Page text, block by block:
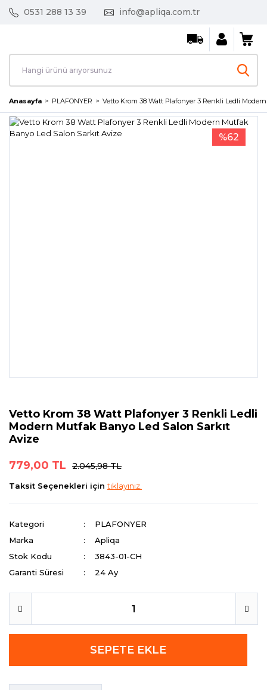
0531 288 13 39 info@apliqa.com.tr
Anasayfa PLAFONYER Vetto Krom 38 Watt Plafonyer 3 Renkli Ledli
%62
Vetto Krom 38 Watt Plafonyer 3 Renkli Ledli
Modern Mutfak Banyo Led Salon Sarkıt
Avize
779,00 TL
2.045,98 TL
Taksit Seçenekleri içintıklayınız.
Kategori
PLAFONYER
Marka
Apliqa
Stok Kodu
3843-01-CH
Garanti Süresi
24 Ay
SEPETE EKLE